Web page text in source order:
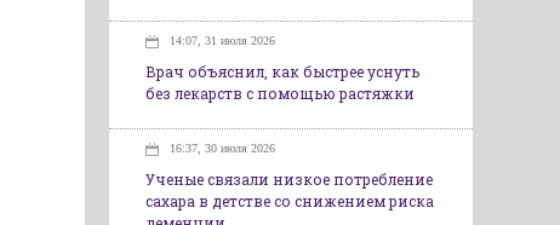
14:07, 31 июля 2026
Врач объяснил, как быстрее уснуть
без лекарств с помощью растяжки
16:37, 30 июля 2026
Ученые связали низкое потребление
сахара в детстве со снижением риска